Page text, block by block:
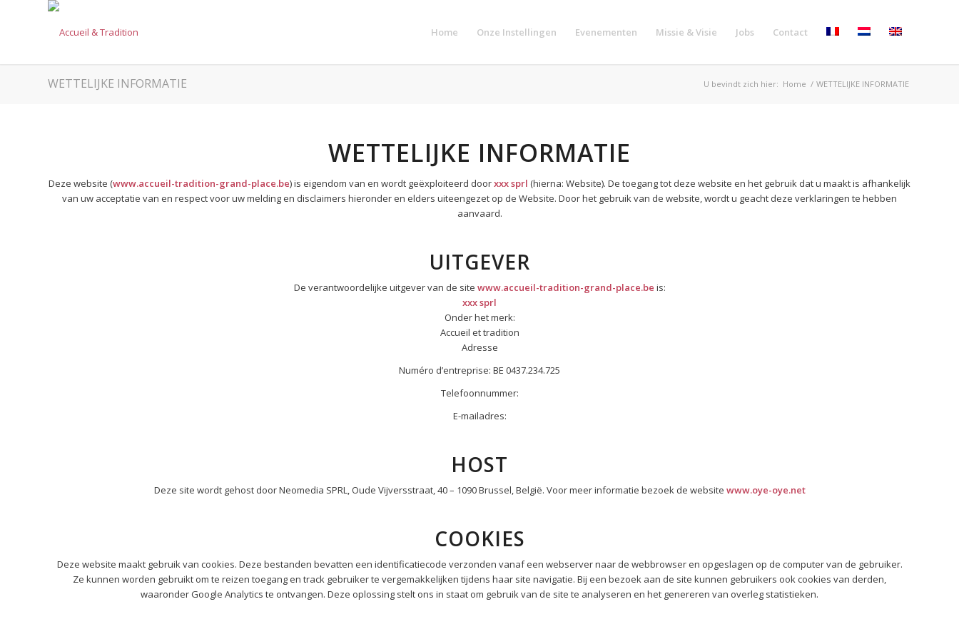
Home Onze Instellingen Evenementen Missie & Visie Jobs Contact
WETTELIJKE INFORMATIE U bevindt zich hier: Home / WETTELIJKE INFORMATIE
WETTELIJKE INFORMATIE
Deze website (www.accueil-tradition-grand-place.be) is eigendom van en wordt geëxploiteerd doorxxx sprl (hierna: Website). De toegang tot deze website en het gebruik dat u maakt is afhankelijk
van uw acceptatie van en respect voor uw melding en disclaimers hieronder en elders uiteengezet op de Website. Door het gebruik van de website, wordt u geacht deze verklaringen te hebben
aanvaard.
UITGEVER
De verantwoordelijke uitgever van de site www.accueil-tradition-grand-place.be is:
xxx sprl
Onder het merk:
Accueil et tradition
Adresse
Numéro d’entreprise: BE 0437.234.725
Telefoonnummer:
E-mailadres:
HOST
Deze site wordt gehost door Neomedia SPRL, Oude Vijversstraat, 40 – 1090 Brussel, België. Voor meer informatie bezoek de website www.oye-oye.net
COOKIES
Deze website maakt gebruik van cookies. Deze bestanden bevatten een identificatiecode verzonden vanaf een webserver naar de webbrowser en opgeslagen op de computer van de gebruiker.
Ze kunnen worden gebruikt om te reizen toegang en track gebruiker te vergemakkelijken tijdens haar site navigatie. Bij een bezoek aan de site kunnen gebruikers ook cookies van derden,
waaronder Google Analytics te ontvangen. Deze oplossing stelt ons in staat om gebruik van de site te analyseren en het genereren van overleg statistieken.